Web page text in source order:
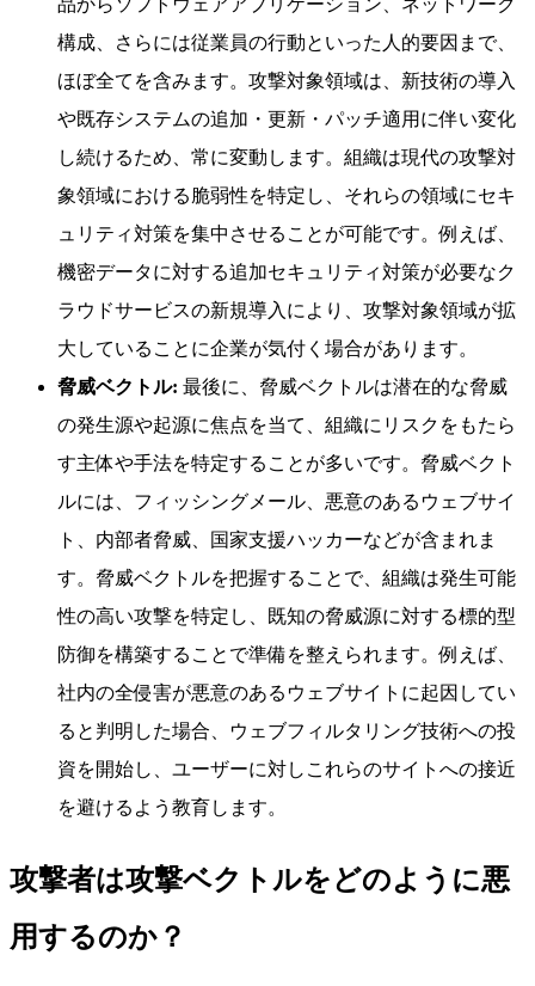
構成、さらには従業員の行動といった人的要因まで、
ほぼ全てを含みます。攻撃対象領域は、新技術の導入
や既存システムの追加・更新・パッチ適用に伴い変化
し続けるため、常に変動します。組織は現代の攻撃対
象領域における脆弱性を特定し、それらの領域にセキ
ュリティ対策を集中させることが可能です。例えば、
機密データに対する追加セキュリティ対策が必要なク
ラウドサービスの新規導入により、攻撃対象領域が拡
大していることに企業が気付く場合があります。
脅威ベクトル: 最後に、脅威ベクトルは潜在的な脅威
の発生源や起源に焦点を当て、組織にリスクをもたら
す主体や手法を特定することが多いです。脅威ベクト
ルには、フィッシングメール、悪意のあるウェブサイ
ト、内部者脅威、国家支援ハッカーなどが含まれま
す。脅威ベクトルを把握することで、組織は発生可能
性の高い攻撃を特定し、既知の脅威源に対する標的型
防御を構築することで準備を整えられます。例えば、
社内の全侵害が悪意のあるウェブサイトに起因してい
ると判明した場合、ウェブフィルタリング技術への投
資を開始し、ユーザーに対しこれらのサイトへの接近
を避けるよう教育します。
攻撃者は攻撃ベクトルをどのように悪
用するのか？